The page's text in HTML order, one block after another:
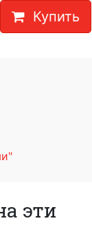
Купить
эти